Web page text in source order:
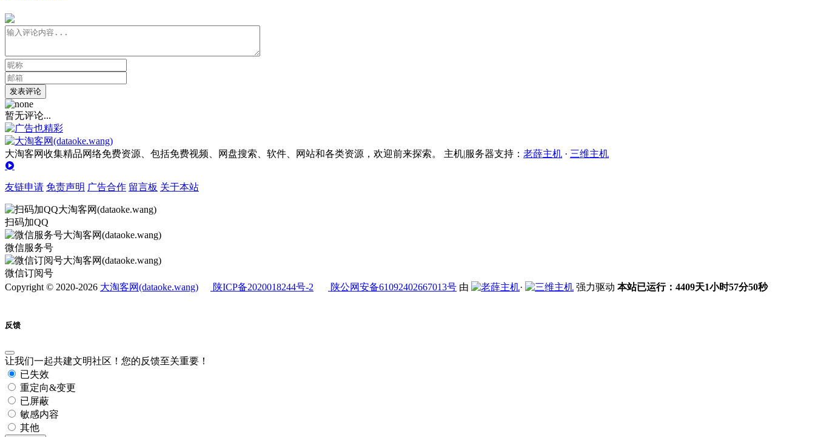
发表评论
暂无评论...
大淘客网收集精品网络免费资源、包括免费视频、网盘搜索、软件、网站和各类资源，欢迎前来探索。 主机|服务器支持： 老薛主机 · 三维主机
友链申请 免责声明 广告合作 留言板 关于本站
扫码加QQ
微信服务号
微信订阅号
Copyright © 2020-2026 大淘客网(dataoke.wang) 陕ICP备2020018244号-2 陕公网安备61092402667013号 由 · 强力驱动 本站已运行：4409天1小时57分51秒
反馈
让我们一起共建文明社区！您的反馈至关重要！
已失效
重定向&变更
已屏蔽
敏感内容
其他